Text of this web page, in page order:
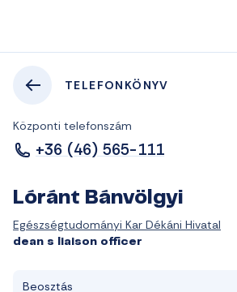
TELEFONKÖNYV
Központi telefonszám
+36 (46) 565-111
Lóránt Bánvölgyi
Egészségtudományi Kar Dékáni Hivatal
dean s liaison officer
Beosztás